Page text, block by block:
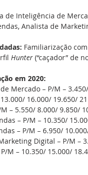
de Inteligência de
Analista de
Familiarização
Hunter (“caçador” de
em 2020:
Mercado – P/M –
16.000/ 19.650/
M – 5.550/ 8.000/ 9.850/
– P/M – 10.350/
– P/M – 6.950/
Digital – P/M –
M – 10.350/ 15.000/